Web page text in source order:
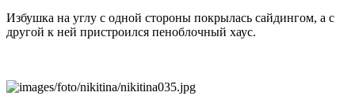
Избушка на углу с одной стороны покрылась сайдингом, а с
другой к ней пристроился пеноблочный хаус.